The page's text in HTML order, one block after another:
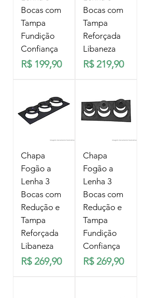
Bocas com
Tampa
Fundição
Confiança
Preço
R$ 199,90
Bocas com
Tampa
Reforçada
Libaneza
Preço
R$ 219,90
Chapa
Fogão a
Lenha 3
Bocas com
Redução e
Tampa
Reforçada
Libaneza
Preço
R$ 269,90
Chapa
Fogão a
Lenha 3
Bocas com
Redução e
Tampa
Fundição
Confiança
Preço
R$ 269,90